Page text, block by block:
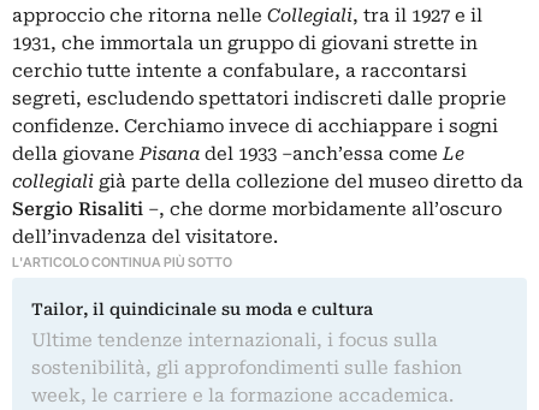
approccio che ritorna nelle Collegiali, tra il 1927 e il
1931, che immortala un gruppo di giovani strette in
cerchio tutte intente a confabulare, a raccontarsi
segreti, escludendo spettatori indiscreti dalle proprie
confidenze. Cerchiamo invece di acchiappare i sogni
della giovane Pisana del 1933 ‒anch’essa come Le
collegiali già parte della collezione del museo diretto da
Sergio Risaliti ‒, che dorme morbidamente all’oscuro
dell’invadenza del visitatore.
L'ARTICOLO CONTINUA PIÙ SOTTO
Tailor, il quindicinale su moda e cultura
Ultime tendenze internazionali, i focus sulla
sostenibilità, gli approfondimenti sulle fashion
week, le carriere e la formazione accademica.